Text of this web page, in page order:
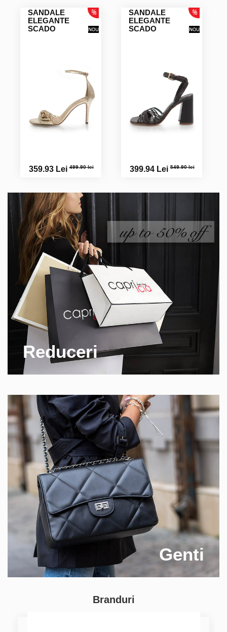
SANDALE
ELEGANTE
SCADO
359.93 Lei499.90 lei
SANDALE
ELEGANTE
SCADO
399.94 Lei549.90 lei
Reduceri
Genti
Branduri